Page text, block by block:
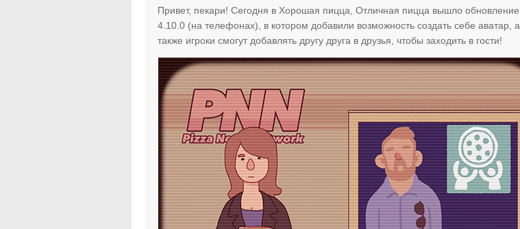
Привет, пекари! Сегодня в Хорошая пицца, Отличная пицца вышло обновление
4.10.0 (на телефонах), в котором добавили возможность создать себе аватар, а
также игроки смогут добавлять другу друга в друзья, чтобы заходить в гости!